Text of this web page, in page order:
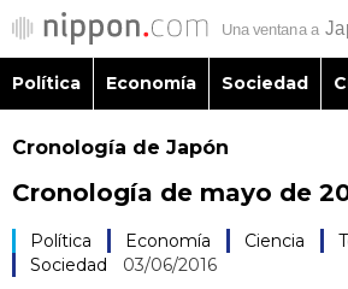
Política
Política Economía Sociedad
Cronología de Japón
Cronología de mayo de
Política Economía Ciencia
Sociedad
03/06/2016